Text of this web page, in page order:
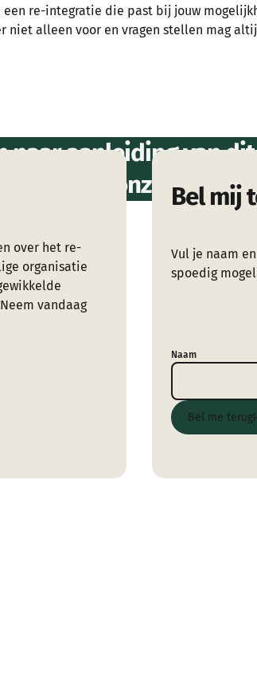
re-integratie die past bij jouw
niet alleen voor en vragen stellen mag
naar aanleiding van
over onze
over het re-
organisatie
vandaag
Bel mij
Vul je naam
spoedig
Naam
Bel
Bel me terug!